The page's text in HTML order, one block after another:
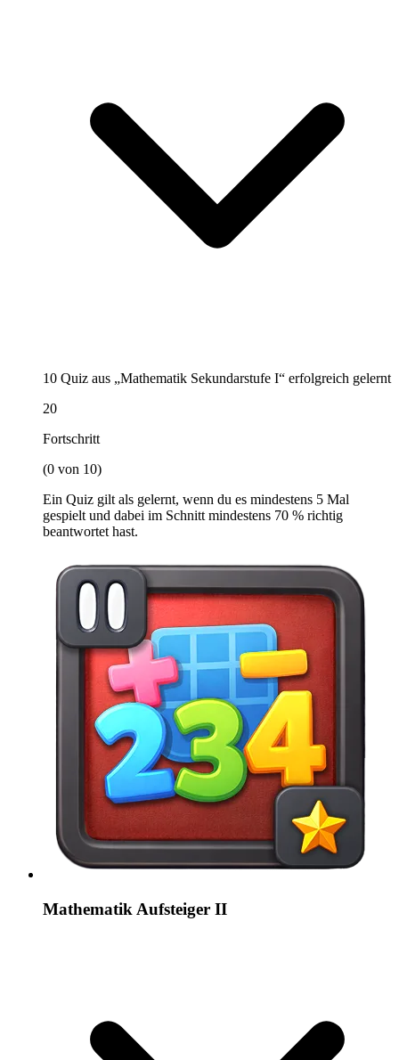
10 Quiz aus „Mathematik Sekundarstufe I“ erfolgreich gelernt
20
Fortschritt
(0 von 10)
Ein Quiz gilt als gelernt, wenn du es mindestens 5 Mal
gespielt und dabei im Schnitt mindestens 70 % richtig
beantwortet hast.
Mathematik Aufsteiger II